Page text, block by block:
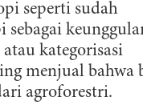
seperti sudah
sebagai
kategorisasi
menjual bahwa
agroforestri.